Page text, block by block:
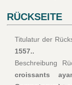
RÜCKSEITE
Titulatur der
1557..
Beschreibung
croissants